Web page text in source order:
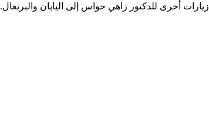
أخرى للدكتور زاهي حواس إلى اليابان والبرتغال.